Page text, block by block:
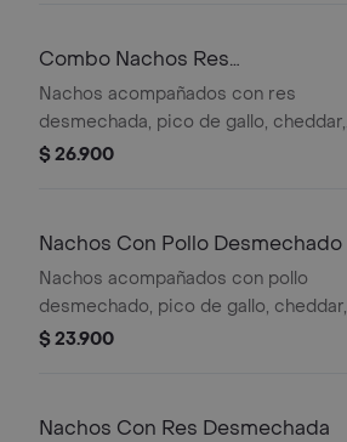
Combo Nachos Res
Desmechada
Nachos acompañados con res
desmechada, pico de gallo, cheddar,
jalapeños, frijol refrito, suero costeño
$ 26.900
Nachos Con Pollo Desmechado
Nachos acompañados con pollo
desmechado, pico de gallo, cheddar,
jalapeños, frijol refrito y suero
$ 23.900
Nachos Con Res Desmechada